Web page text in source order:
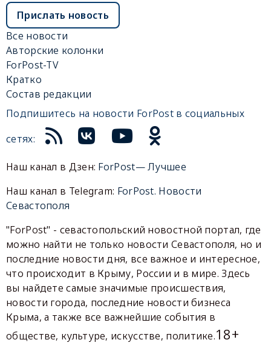
Прислать новость
Все новости
Авторские колонки
ForPost-TV
Кратко
Состав редакции
Подпишитесь на новости ForPost в социальных
сетях:
Наш канал в Дзен: ForPost— Лучшее
Наш канал в Telegram: ForPost. Новости
Севастополя
"ForPost" - севастопольский новостной портал, где
можно найти не только новости Севастополя, но и
последние новости дня, все важное и интересное,
что происходит в Крыму, России и в мире. Здесь
вы найдете самые значимые происшествия,
новости города, последние новости бизнеса
Крыма, а также все важнейшие события в
обществе, культуре, искусстве, политике.18+